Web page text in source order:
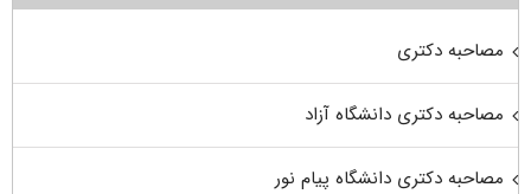
مصاحبه دکتری
مصاحبه دکتری دانشگاه آزاد
مصاحبه دکتری دانشگاه پیام نور